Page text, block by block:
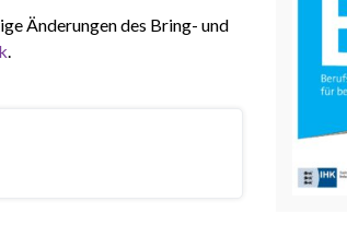
Änderungen des Bring- und
.